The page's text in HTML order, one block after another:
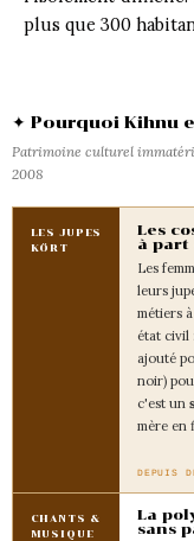
plus que 300
✦ Pourquoi Kihnu
Patrimoine culturel
2008
LES JUPES
KÖRT
Les
à part
Les
leurs
métiers
état civil
ajouté
noir)
c'est un
mère en
DEPUIS
CHANTS &
MUSIQUE
La
sans